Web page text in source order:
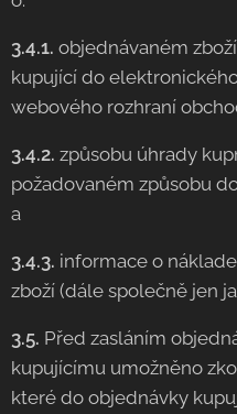
3.4.1. objednávaném
kupující do
webového rozhraní
3.4.2. způsobu úhrady
požadovaném způsobu
a
3.4.3. informace o
zboží (dále společně jen
3.5. Před zasláním
kupujícímu umožněno
které do objednávky